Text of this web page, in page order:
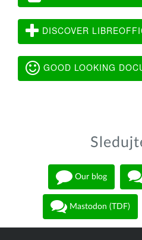
DISCOVER
GOOD LOOKING
Our blog
Mastodon (TDF)